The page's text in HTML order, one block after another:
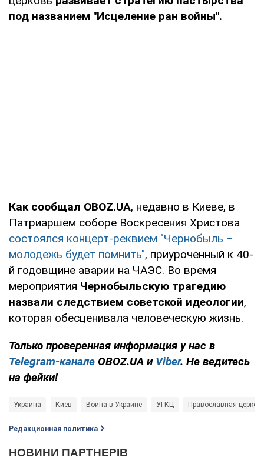
под названием "Исцеление ран войны".
Как сообщал OBOZ.UA, недавно в Киеве, в
Патриаршем соборе Воскресения Христова
состоялся концерт-реквием "Чернобыль –
молодежь будет помнить", приуроченный к 40-
й годовщине аварии на ЧАЭС. Во время
мероприятия Чернобыльскую трагедию
назвали следствием советской идеологии,
которая обесценивала человеческую жизнь.
Только проверенная информация у нас в
Telegram-канале OBOZ.UA и Viber. Не ведитесь
на фейки!
Украина Киев Война в Украине УГКЦ Православная
Редакционная политика